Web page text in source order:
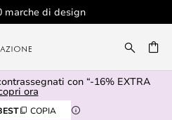
marche di design
con “-16% EXTRA
ora
COPIA